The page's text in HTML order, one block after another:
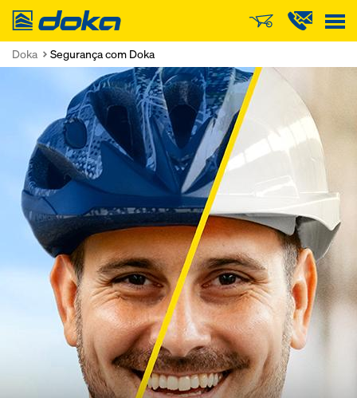
Doka
Doka Segurança com Doka